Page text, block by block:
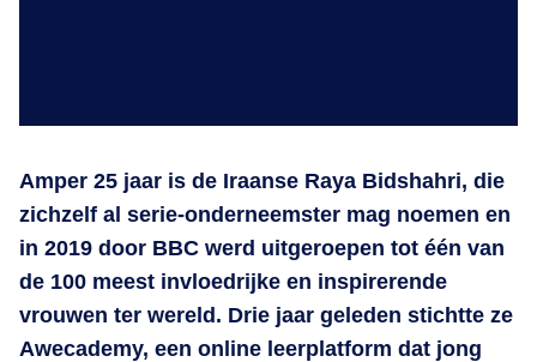
Amper 25 jaar is de Iraanse Raya Bidshahri, die
zichzelf al serie-onderneemster mag noemen en
in 2019 door BBC werd uitgeroepen tot één van
de 100 meest invloedrijke en inspirerende
vrouwen ter wereld. Drie jaar geleden stichtte ze
Awecademy, een online leerplatform dat jong